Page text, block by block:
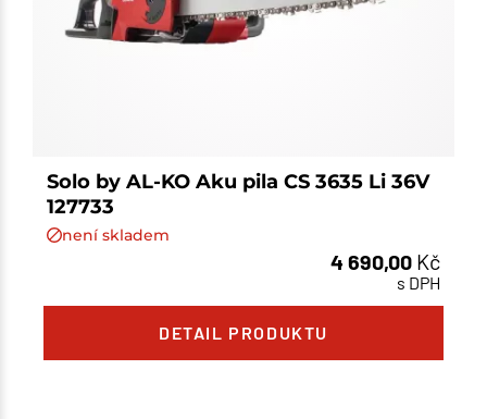
Solo by AL-KO Aku pila CS 3635 Li 36V
127733
není skladem
4 690,00 Kč
s DPH
DETAIL PRODUKTU